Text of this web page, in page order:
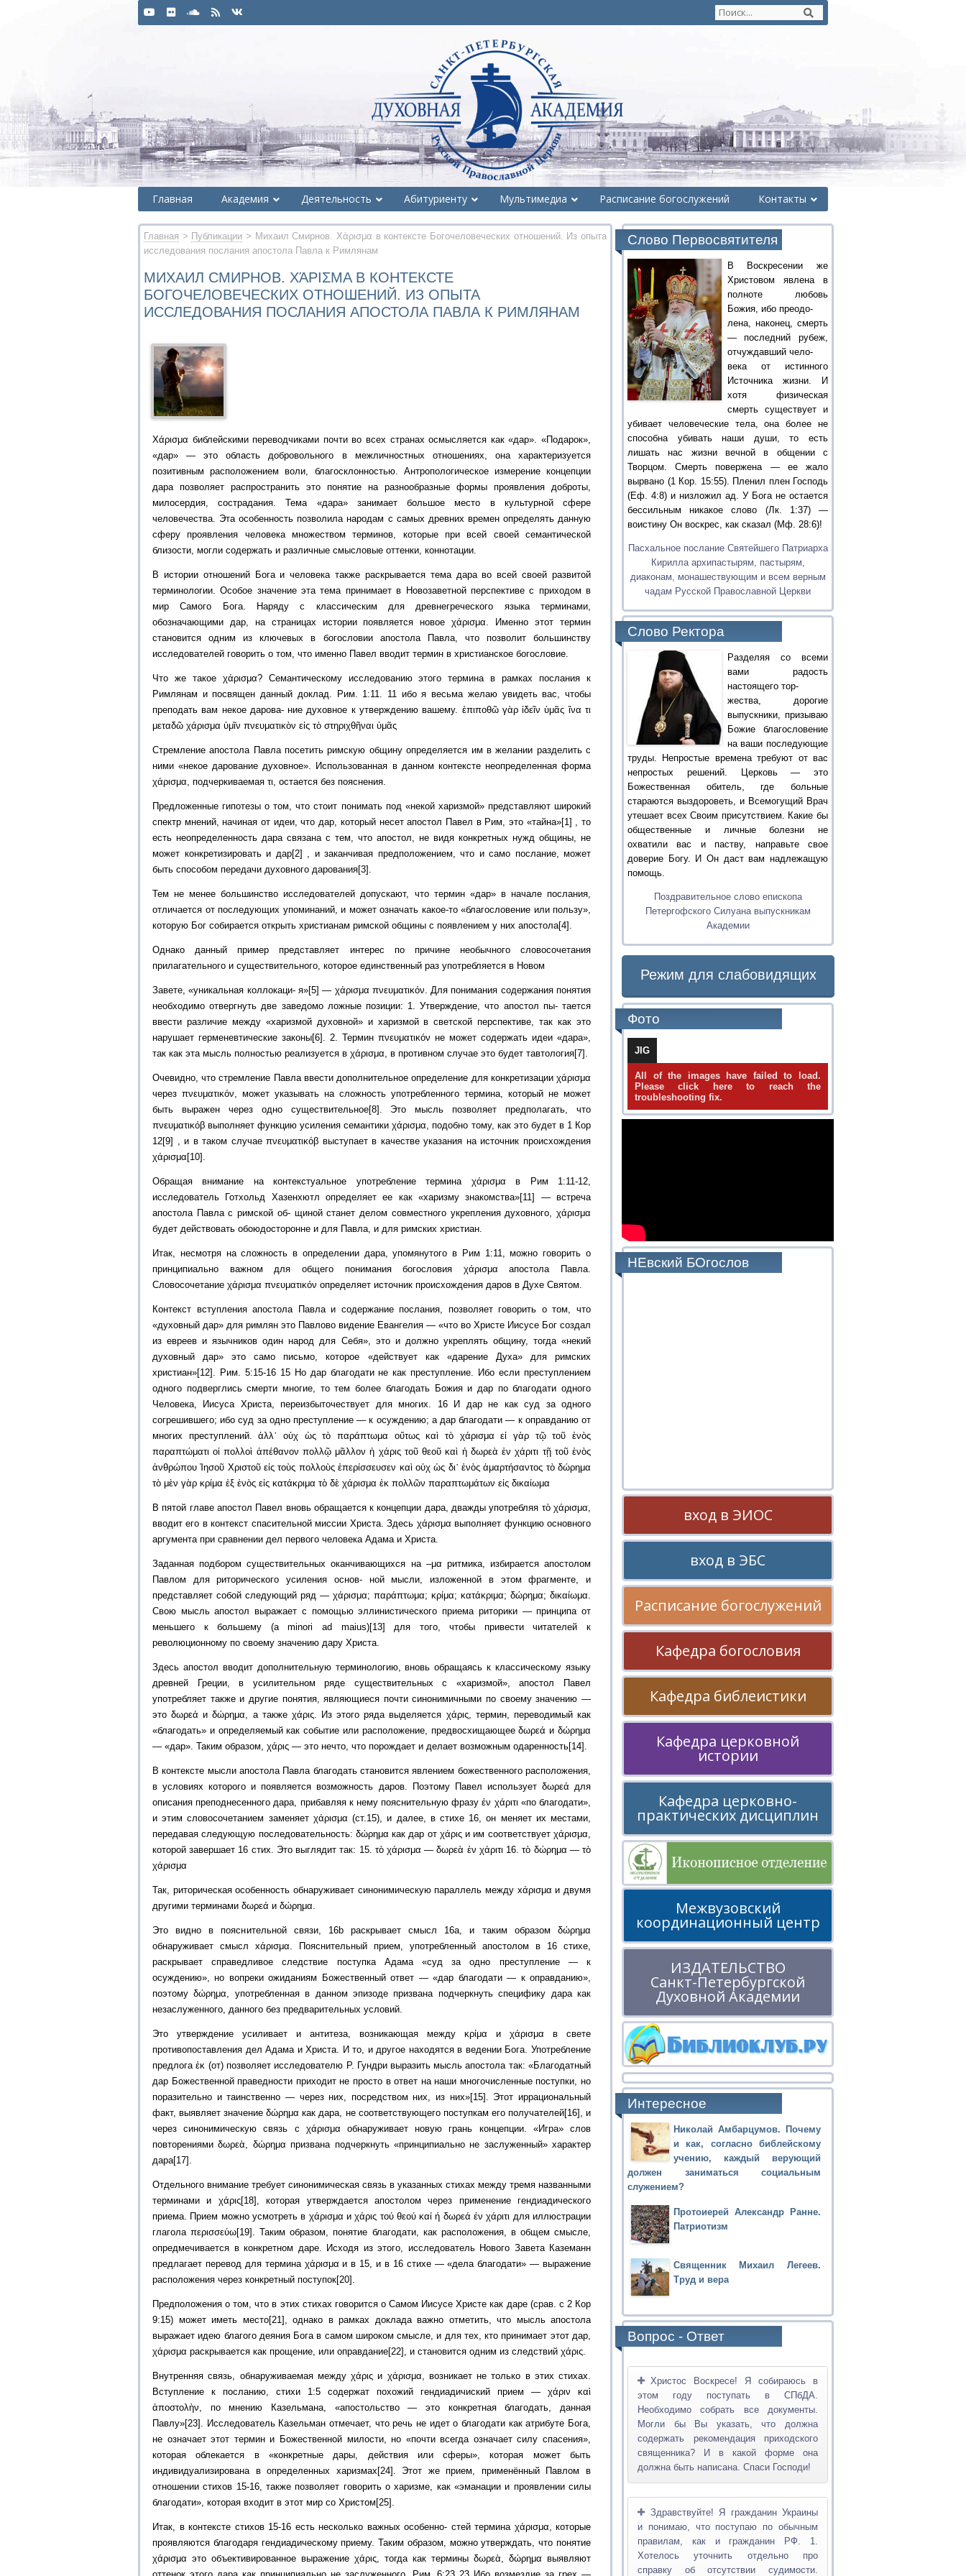
Главная Академия Деятельность Абитуриенту Мультимедиа Расписание богослужений Контакты
Главная > Публикации > Михаил Смирнов. Χάρισμα в контексте Богочеловеческих отношений. Из опыта
исследования послания апостола Павла к Римлянам
МИХАИЛ СМИРНОВ. ΧΆΡΙΣΜΑ В КОНТЕКСТЕ
БОГОЧЕЛОВЕЧЕСКИХ ОТНОШЕНИЙ. ИЗ ОПЫТА
ИССЛЕДОВАНИЯ ПОСЛАНИЯ АПОСТОЛА ПАВЛА К РИМЛЯНАМ
Χάρισμα библейскими переводчиками почти во всех странах осмысляется как «дар». «Подарок»,
«дар» — это область добровольного в межличностных отношениях, она характеризуется
позитивным расположением воли, благосклонностью. Антропологическое измерение концепции
дара позволяет распространить это понятие на разнообразные формы проявления доброты,
милосердия, сострадания. Тема «дара» занимает большое место в культурной сфере
человечества. Эта особенность позволила народам с самых древних времен определять данную
сферу проявления человека множеством терминов, которые при всей своей семантической
близости, могли содержать и различные смысловые оттенки, коннотации.
В истории отношений Бога и человека также раскрывается тема дара во всей своей развитой
терминологии. Особое значение эта тема принимает в Новозаветной перспективе с приходом в
мир Самого Бога. Наряду с классическим для древнегреческого языка терминами,
обозначающими дар, на страницах истории появляется новое χάρισμα. Именно этот термин
становится одним из ключевых в богословии апостола Павла, что позволит большинству
исследователей говорить о том, что именно Павел вводит термин в христианское богословие.
Что же такое χάρισμα? Семантическому исследованию этого термина в рамках послания к
Римлянам и посвящен данный доклад. Рим. 1:11. 11 ибо я весьма желаю увидеть вас, чтобы
преподать вам некое дарова- ние духовное к утверждению вашему. ἐπιποθῶ γὰρ ἰδεῖν ὑμᾶς ἵνα τι
μεταδῶ χάρισμα ὑμῖν πνευματικὸν εἰς τὸ στηριχθῆναι ὑμᾶς
Стремление апостола Павла посетить римскую общину определяется им в желании разделить с
ними «некое дарование духовное». Использованная в данном контексте неопределенная форма
χάρισμα, подчеркиваемая τι, остается без пояснения.
Предложенные гипотезы о том, что стоит понимать под «некой харизмой» представляют широкий
спектр мнений, начиная от идеи, что дар, который несет апостол Павел в Рим, это «тайна»[1] , то
есть неопределенность дара связана с тем, что апостол, не видя конкретных нужд общины, не
может конкретизировать и дар[2] , и заканчивая предположением, что и само послание, может
быть способом передачи духовного дарования[3].
Тем не менее большинство исследователей допускают, что термин «дар» в начале послания,
отличается от последующих упоминаний, и может означать какое-то «благословение или пользу»,
которую Бог собирается открыть христианам римской общины с появлением у них апостола[4].
Однако данный пример представляет интерес по причине необычного словосочетания
прилагательного и существительного, которое единственный раз употребляется в Новом
Завете, «уникальная коллокаци- я»[5] — χάρισμα πνευματικόν. Для понимания содержания понятия
необходимо отвергнуть две заведомо ложные позиции: 1. Утверждение, что апостол пы- тается
ввести различие между «харизмой духовной» и харизмой в светской перспективе, так как это
нарушает герменевтические законы[6]. 2. Термин πνευματικόν не может содержать идеи «дара»,
так как эта мысль полностью реализуется в χάρισμα, в противном случае это будет тавтология[7].
Очевидно, что стремление Павла ввести дополнительное определение для конкретизации χάρισμα
через πνευματικόν, может указывать на сложность употребленного термина, который не может
быть выражен через одно существительное[8]. Это мысль позволяет предполагать, что
πνευματικόβ выполняет функцию усиления семантики χάρισμα, подобно тому, как это будет в 1 Кор
12[9] , и в таком случае πνευματικόβ выступает в качестве указания на источник происхождения
χάρισμα[10].
Обращая внимание на контекстуальное употребление термина χάρισμα в Рим 1:11-12,
исследователь Готхольд Хазенхютл определяет ее как «харизму знакомства»[11] — встреча
апостола Павла с римской об- щиной станет делом совместного укрепления духовного, χάρισμα
будет действовать обоюдосторонне и для Павла, и для римских христиан.
Итак, несмотря на сложность в определении дара, упомянутого в Рим 1:11, можно говорить о
принципиально важном для общего понимания богословия χάρισμα апостола Павла.
Словосочетание χάρισμα πνευματικόν определяет источник происхождения даров в Духе Святом.
Контекст вступления апостола Павла и содержание послания, позволяет говорить о том, что
«духовный дар» для римлян это Павлово видение Евангелия — «что во Христе Иисусе Бог создал
из евреев и язычников один народ для Себя», это и должно укреплять общину, тогда «некий
духовный дар» это само письмо, которое «действует как «дарение Духа» для римских
христиан»[12]. Рим. 5:15-16 15 Но дар благодати не как преступление. Ибо если преступлением
одного подверглись смерти многие, то тем более благодать Божия и дар по благодати одного
Человека, Иисуса Христа, переизбыточествует для многих. 16 И дар не как суд за одного
согрешившего; ибо суд за одно преступление — к осуждению; а дар благодати — к оправданию от
многих преступлений. ἀλλ᾿ οὐχ ὡς τὸ παράπτωμα οὕτως καὶ τὸ χάρισμα εἰ γὰρ τῷ τοῦ ἑνὸς
παραπτώματι οἱ πολλοὶ ἀπέθανον πολλῷ μᾶλλον ἡ χάρις τοῦ θεοῦ καὶ ἡ δωρεὰ ἐν χάριτι τῇ τοῦ ἑνὸς
ἀνθρώπου Ἰησοῦ Χριστοῦ εἰς τοὺς πολλοὺς ἐπερίσσευσεν καὶ οὐχ ὡς δι᾿ ἑνὸς ἁμαρτήσαντος τὸ δώρημα
τὸ μὲν γὰρ κρίμα ἐξ ἑνὸς εἰς κατάκριμα τὸ δὲ χάρισμα ἐκ πολλῶν παραπτωμάτων εἰς δικαίωμα
В пятой главе апостол Павел вновь обращается к концепции дара, дважды употребляя τὸ χάρισμα,
вводит его в контекст спасительной миссии Христа. Здесь χάρισμα выполняет функцию основного
аргумента при сравнении дел первого человека Адама и Христа.
Заданная подбором существительных оканчивающихся на –μα ритмика, избирается апостолом
Павлом для риторического усиления основ- ной мысли, изложенной в этом фрагменте, и
представляет собой следующий ряд — χάρισμα; παράπτωμα; κρίμα; κατάκριμα; δώρημα; δικαίωμα.
Свою мысль апостол выражает с помощью эллинистического приема риторики — принципа от
меньшего к большему (а minori ad maius)[13] для того, чтобы привести читателей к
революционному по своему значению дару Христа.
Здесь апостол вводит дополнительную терминологию, вновь обращаясь к классическому языку
древней Греции, в усилительном ряде существительных с «харизмой», апостол Павел
употребляет также и другие понятия, являющиеся почти синонимичными по своему значению —
это δωρεά и δώρημα, а также χάρις. Из этого ряда выделяется χάρις, термин, переводимый как
«благодать» и определяемый как событие или расположение, предвосхищающее δωρεά и δώρημα
— «дар». Таким образом, χάρις — это нечто, что порождает и делает возможным одаренность[14].
В контексте мысли апостола Павла благодать становится явлением божественного расположения,
в условиях которого и появляется возможность даров. Поэтому Павел использует δωρεά для
описания преподнесенного дара, прибавляя к нему пояснительную фразу έν χάριτι «по благодати»,
и этим словосочетанием заменяет χάρισμα (ст.15), и далее, в стихе 16, он меняет их местами,
передавая следующую последовательность: δώρημα как дар от χάρις и им соответствует χάρισμα,
которой завершает 16 стих. Это выглядит так: 15. τὸ χάρισμα — δωρεὰ ἐν χάριτι 16. τὸ δώρημα — τὸ
χάρισμα
Так, риторическая особенность обнаруживает синонимическую параллель между xάρισμα и двумя
другими терминами δωρεά и δώρημα.
Это видно в пояснительной связи, 16b раскрывает смысл 16a, и таким образом δώρημα
обнаруживает смысл xάρισμα. Пояснительный прием, употребленный апостолом в 16 стихе,
раскрывает справедливое следствие поступка Адама «суд за одно преступление — к
осуждению», но вопреки ожиданиям Божественный ответ — «дар благодати — к оправданию»,
поэтому δώρημα, употребленная в данном эпизоде призвана подчеркнуть специфику дара как
незаслуженного, данного без предварительных условий.
Это утверждение усиливает и антитеза, возникающая между κρίμα и χάρισμα в свете
противопоставления дел Адама и Христа. И то, и другое находятся в ведении Бога. Употребление
предлога ἐκ (от) позволяет исследователю Р. Гундри выразить мысль апостола так: «Благодатный
дар Божественной праведности приходит не просто в ответ на наши многочисленные поступки, но
поразительно и таинственно — через них, посредством них, из них»[15]. Этот иррациональный
факт, выявляет значение δώρημα как дара, не соответствующего поступкам его получателей[16], и
через синонимическую связь с χάρισμα обнаруживает новую грань концепции. «Игра» слов
повторениями δωρεὰ, δώρημα призвана подчеркнуть «принципиально не заслуженный» характер
дара[17].
Отдельного внимание требует синонимическая связь в указанных стихах между тремя названными
терминами и χάρις[18], которая утверждается апостолом через применение гендиадического
приема. Прием можно усмотреть в χάρισμα и χάρις τού θεού καί ή δωρεά έν χάριτι для иллюстрации
глагола περισσεύω[19]. Таким образом, понятие благодати, как расположения, в общем смысле,
опредмечивается в конкретном даре. Исходя из этого, исследователь Нового Завета Каземанн
предлагает перевод для термина χάρισμα и в 15, и в 16 стихе — «дела благодати» — выражение
расположения через конкретный поступок[20].
Предположения о том, что в этих стихах говорится о Самом Иисусе Христе как даре (срав. с 2 Кор
9:15) может иметь место[21], однако в рамках доклада важно отметить, что мысль апостола
выражает идею благого деяния Бога в самом широком смысле, и для тех, кто принимает этот дар,
χάρισμα раскрывается как прощение, или оправдание[22], и становится одним из следствий χάρις.
Внутренняя связь, обнаруживаемая между χάρις и χάρισμα, возникает не только в этих стихах.
Вступление к посланию, стихи 1:5 содержат похожий гендиадичиский прием — χάριν καὶ
ἀποστολὴν, по мнению Казельмана, «апостольство — это конкретная благодать, данная
Павлу»[23]. Исследователь Казельман отмечает, что речь не идет о благодати как атрибуте Бога,
не означает этот термин и Божественной милости, но «почти всегда означает силу спасения»,
которая облекается в «конкретные дары, действия или сферы», которая может быть
индивидуализирована в определенных харизмах[24]. Этот же прием, применённый Павлом в
отношении стихов 15-16, также позволяет говорить о харизме, как «эманации и проявлении силы
благодати», которая входит в этот мир со Христом[25].
Итак, в контексте стихов 15-16 есть несколько важных особенно- стей термина χάρισμα, которые
проявляются благодаря гендиадическому приему. Таким образом, можно утверждать, что понятие
χάρισμα это объективированное выражение χάρις, тогда как термины δωρεὰ, δώρημα выявляют
Слово Первосвятителя
В Воскресении же
Христовом явлена в
полноте любовь
Божия, ибо преодо-
лена, наконец, смерть
— последний рубеж,
отчуждавший чело-
века от истинного
Источника жизни. И
хотя физическая
смерть существует и
убивает человеческие тела, она более не
способна убивать наши души, то есть
лишать нас жизни вечной в общении с
Творцом. Смерть повержена — ее жало
вырвано (1 Кор. 15:55). Пленил плен Господь
(Еф. 4:8) и низложил ад. У Бога не остается
бессильным никакое слово (Лк. 1:37) —
воистину Он воскрес, как сказал (Мф. 28:6)!
Пасхальное послание Святейшего Патриарха
Кирилла архипастырям, пастырям,
диаконам, монашествующим и всем верным
чадам Русской Православной Церкви
Слово Ректора
Разделяя со всеми
вами радость
настоящего тор-
жества, дорогие
выпускники, призываю
Божие благословение
на ваши последующие
труды. Непростые времена требуют от вас
непростых решений. Церковь — это
Божественная обитель, где больные
стараются выздороветь, и Всемогущий Врач
утешает всех Своим присутствием. Какие бы
общественные и личные болезни не
охватили вас и паству, направьте свое
доверие Богу. И Он даст вам надлежащую
помощь.
Поздравительное слово епископа
Петергофского Силуана выпускникам
Академии
Режим для слабовидящих
Фото
JIG
All of the images have failed to load.
Please click here to reach the
troubleshooting fix.
НЕвский БОгослов
вход в ЭИОС
вход в ЭБС
Расписание богослужений
Кафедра богословия
Кафедра библеистики
Кафедра церковной
истории
Кафедра церковно-
практических дисциплин
Межвузовский
координационный центр
ИЗДАТЕЛЬСТВО
Санкт-Петербургской
Духовной Академии
Интересное
Николай Амбарцумов. Почему
и как, согласно библейскому
учению, каждый верующий
должен заниматься социальным
служением?
Протоиерей Александр Ранне.
Патриотизм
Священник Михаил Легеев.
Труд и вера
Вопрос - Ответ
Христос Воскресе! Я собираюсь в
этом году поступать в СПбДА.
Необходимо собрать все документы.
Могли бы Вы указать, что должна
содержать рекомендация приходского
священника? И в какой форме она
должна быть написана. Спаси Господи!
Здравствуйте! Я гражданин Украины
и понимаю, что поступаю по обычным
правилам, как и гражданин РФ. 1.
Хотелось уточнить отдельно про
справку об отсутствии судимости.